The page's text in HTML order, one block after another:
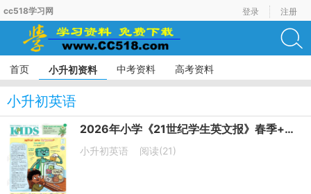
cc518学习网 登录 注册
首页 小升初资料 中考资料 高考资料
小升初英语
2026年小学《21世纪学生英文报》春季+暑假合刊PDF电子版下载
小升初英语 阅读(21)